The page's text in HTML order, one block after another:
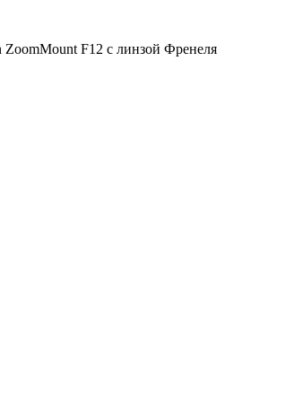
ZoomMount F12 с линзой Френеля